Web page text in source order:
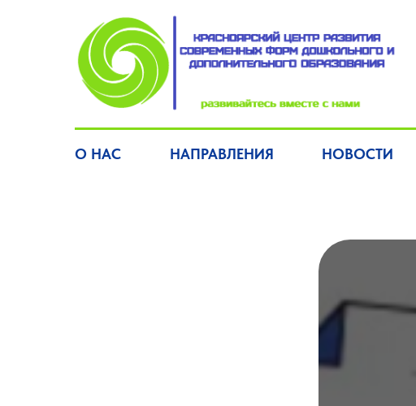
О НАС НАПРАВЛЕНИЯ НОВОСТИ